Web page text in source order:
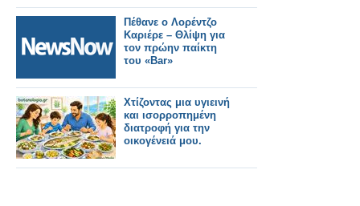
Πέθανε ο Λορέντζο
Καριέρε – Θλίψη για
τον πρώην παίκτη
του «Bar»
Χτίζοντας μια υγιεινή
και ισορροπημένη
διατροφή για την
οικογένειά μου.